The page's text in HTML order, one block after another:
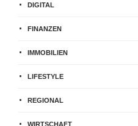
DIGITAL
FINANZEN
IMMOBILIEN
LIFESTYLE
REGIONAL
WIRTSCHAFT